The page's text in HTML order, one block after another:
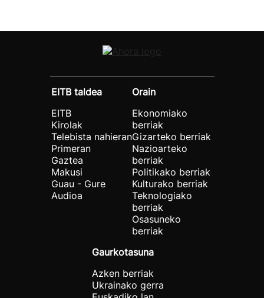
EITB taldea
EITB
Kirolak
Telebista nahieran
Primeran
Gaztea
Makusi
Guau - Gure
Audioa
Orain
Ekonomiako
berriak
Gizarteko berriak
Nazioarteko
berriak
Politikako berriak
Kulturako berriak
Teknologiako
berriak
Osasuneko
berriak
Gaurkotasuna
Azken berriak
Ukrainako gerra